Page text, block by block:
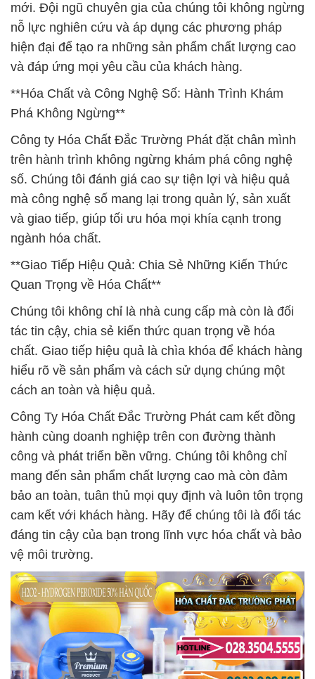
mới. Đội ngũ chuyên gia của chúng tôi không ngừng
nỗ lực nghiên cứu và áp dụng các phương pháp
hiện đại để tạo ra những sản phẩm chất lượng cao
và đáp ứng mọi yêu cầu của khách hàng.
**Hóa Chất và Công Nghệ Số: Hành Trình Khám
Phá Không Ngừng**
Công ty Hóa Chất Đắc Trường Phát đặt chân mình
trên hành trình không ngừng khám phá công nghệ
số. Chúng tôi đánh giá cao sự tiện lợi và hiệu quả
mà công nghệ số mang lại trong quản lý, sản xuất
và giao tiếp, giúp tối ưu hóa mọi khía cạnh trong
ngành hóa chất.
**Giao Tiếp Hiệu Quả: Chia Sẻ Những Kiến Thức
Quan Trọng về Hóa Chất**
Chúng tôi không chỉ là nhà cung cấp mà còn là đối
tác tin cậy, chia sẻ kiến thức quan trọng về hóa
chất. Giao tiếp hiệu quả là chìa khóa để khách hàng
hiểu rõ về sản phẩm và cách sử dụng chúng một
cách an toàn và hiệu quả.
Công Ty Hóa Chất Đắc Trường Phát cam kết đồng
hành cùng doanh nghiệp trên con đường thành
công và phát triển bền vững. Chúng tôi không chỉ
mang đến sản phẩm chất lượng cao mà còn đảm
bảo an toàn, tuân thủ mọi quy định và luôn tôn trọng
cam kết với khách hàng. Hãy để chúng tôi là đối tác
đáng tin cậy của bạn trong lĩnh vực hóa chất và bảo
vệ môi trường.